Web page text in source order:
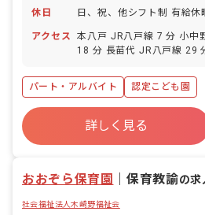
休日 日、祝、他シフト制 有給休
アクセス
本八戸 JR八戸線 7 分 小中
18 分 長苗代 JR八戸線 29
パート・アルバイト 認定こども園
詳しく見る
おおぞら保育園 ｜保育教諭の求
社会福祉法人木崎野福祉会